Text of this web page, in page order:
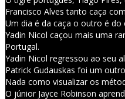
Francisco Alves tanto caça
Um dia é da caça o outro é do
Yadin Nicol caçou mais uma
Portugal.
Yadin Nicol regressou ao seu
Patrick Gudauskas foi um
Nada como visualizar os
O júnior Jayce Robinson